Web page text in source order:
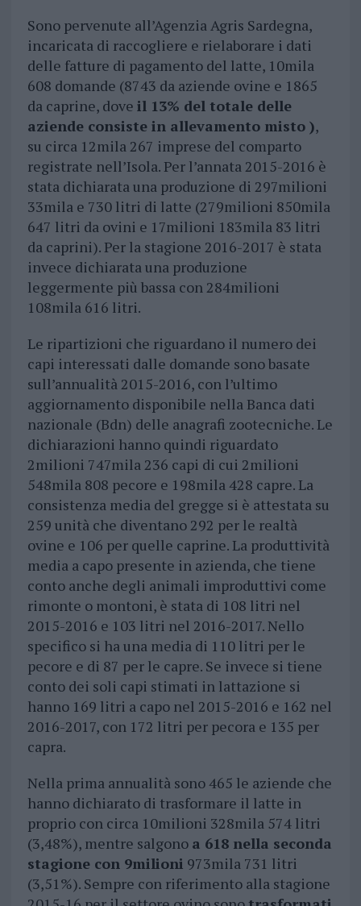
Sono pervenute all’Agenzia Agris Sardegna,
incaricata di raccogliere e rielaborare i dati
delle fatture di pagamento del latte, 10mila
608 domande (8743 da aziende ovine e 1865
da caprine, dove il 13% del totale delle
aziende consiste in allevamento misto ),
su circa 12mila 267 imprese del comparto
registrate nell’Isola. Per l’annata 2015-2016 è
stata dichiarata una produzione di 297milioni
33mila e 730 litri di latte (279milioni 850mila
647 litri da ovini e 17milioni 183mila 83 litri
da caprini). Per la stagione 2016-2017 è stata
invece dichiarata una produzione
leggermente più bassa con 284milioni
108mila 616 litri.
Le ripartizioni che riguardano il numero dei
capi interessati dalle domande sono basate
sull’annualità 2015-2016, con l’ultimo
aggiornamento disponibile nella Banca dati
nazionale (Bdn) delle anagrafi zootecniche. Le
dichiarazioni hanno quindi riguardato
2milioni 747mila 236 capi di cui 2milioni
548mila 808 pecore e 198mila 428 capre. La
consistenza media del gregge si è attestata su
259 unità che diventano 292 per le realtà
ovine e 106 per quelle caprine. La produttività
media a capo presente in azienda, che tiene
conto anche degli animali improduttivi come
rimonte o montoni, è stata di 108 litri nel
2015-2016 e 103 litri nel 2016-2017. Nello
specifico si ha una media di 110 litri per le
pecore e di 87 per le capre. Se invece si tiene
conto dei soli capi stimati in lattazione si
hanno 169 litri a capo nel 2015-2016 e 162 nel
2016-2017, con 172 litri per pecora e 135 per
capra.
Nella prima annualità sono 465 le aziende che
hanno dichiarato di trasformare il latte in
proprio con circa 10milioni 328mila 574 litri
(3,48%), mentre salgono a 618 nella seconda
stagione con 9milioni 973mila 731 litri
(3,51%). Sempre con riferimento alla stagione